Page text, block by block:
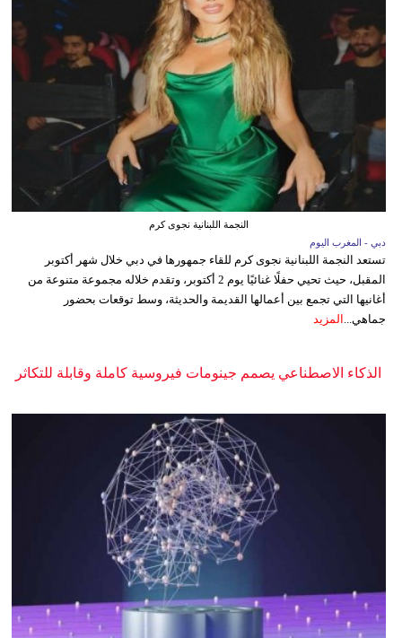
النجمة اللبنانية نجوى كرم
دبي - المغرب اليوم
تستعد النجمة اللبنانية نجوى كرم للقاء جمهورها في دبي خلال شهر أكتوبر
المقبل، حيث تحيي حفلًا غنائيًا يوم 2 أكتوبر، وتقدم خلاله مجموعة متنوعة من
أغانيها التي تجمع بين أعمالها القديمة والحديثة، وسط توقعات بحضور
جماهي... المزيد
الذكاء الاصطناعي يصمم جينومات فيروسية كاملة وقابلة للتكاثر